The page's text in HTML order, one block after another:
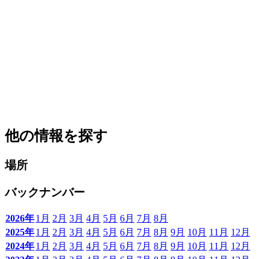
他の情報を探す
場所
バックナンバー
2026年1月 2月 3月 4月 5月 6月 7月 8月
2025年1月 2月 3月 4月 5月 6月 7月 8月 9月 10月 11月 12月
2024年1月 2月 3月 4月 5月 6月 7月 8月 9月 10月 11月 12月